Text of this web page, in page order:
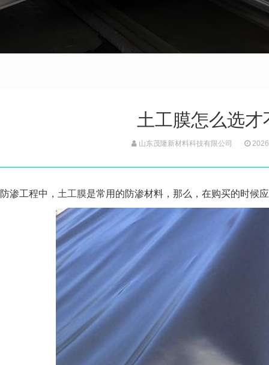
土工膜怎么选才
山东茂隆新材料科技有限公司
渗工程中， 土工膜是常用的防渗材料，那么，在购买的时候